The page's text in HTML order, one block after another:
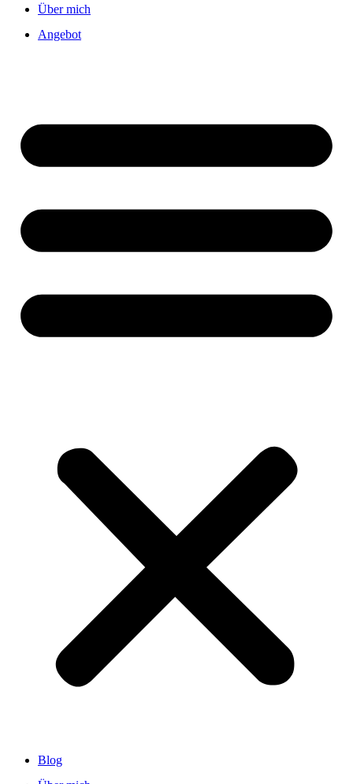
Über mich
Angebot
Blog